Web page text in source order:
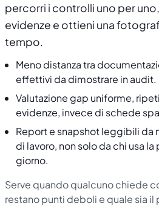
percorri i controlli uno per
evidenze e ottieni una
tempo.
Meno distanza tra
effettivi da dimostrare in audit.
Valutazione gap uniforme,
evidenze, invece di schede
Report e snapshot leggibili da
di lavoro, non solo da chi usa
giorno.
Serve quando qualcuno chiede
restano punti deboli e quale sia il